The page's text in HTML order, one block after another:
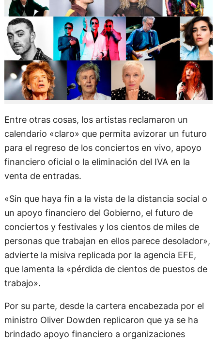
Entre otras cosas, los artistas reclamaron un
calendario «claro» que permita avizorar un futuro
para el regreso de los conciertos en vivo, apoyo
financiero oficial o la eliminación del IVA en la
venta de entradas.
«Sin que haya fin a la vista de la distancia social o
un apoyo financiero del Gobierno, el futuro de
conciertos y festivales y los cientos de miles de
personas que trabajan en ellos parece desolador»,
advierte la misiva replicada por la agencia EFE,
que lamenta la «pérdida de cientos de puestos de
trabajo».
Por su parte, desde la cartera encabezada por el
ministro Oliver Dowden replicaron que ya se ha
brindado apoyo financiero a organizaciones